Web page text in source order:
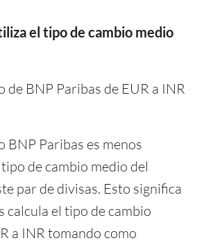
el tipo de cambio medio
de BNP Paribas de EUR a INR
BNP Paribas es menos
de cambio medio del
par de divisas. Esto significa
calcula el tipo de cambio
a INR tomando como